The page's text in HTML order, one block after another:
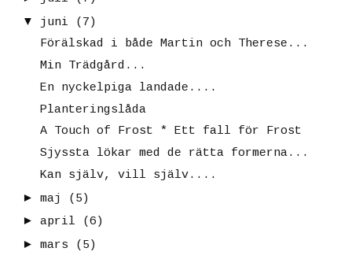
▼
juni
(7)
Förälskad i både Martin och Therese...
Min Trädgård...
En nyckelpiga landade....
Planteringslåda
A Touch of Frost * Ett fall för Frost
Sjyssta lökar med de rätta formerna...
Kan själv, vill själv....
► maj
(5)
► april
(6)
► mars
(5)